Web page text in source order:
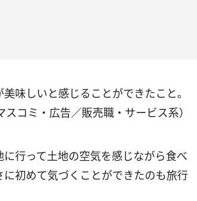
味しいと感じることができたこと。
コミ・広告／販売職・サービス系）
行って土地の空気を感じながら食べ
初めて気づくことができたのも旅行